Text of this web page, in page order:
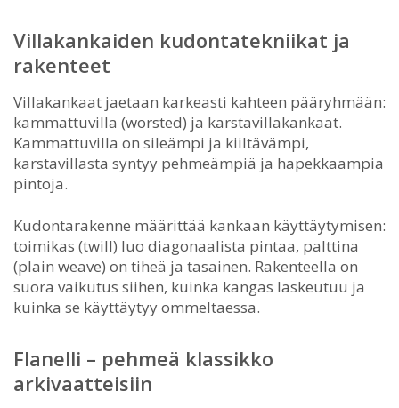
Villakankaiden kudontatekniikat ja
rakenteet
Villakankaat jaetaan karkeasti kahteen pääryhmään:
kammattuvilla (worsted) ja karstavillakankaat.
Kammattuvilla on sileämpi ja kiiltävämpi,
karstavillasta syntyy pehmeämpiä ja hapekkaampia
pintoja.
Kudontarakenne määrittää kankaan käyttäytymisen:
toimikas (twill) luo diagonaalista pintaa, palttina
(plain weave) on tiheä ja tasainen. Rakenteella on
suora vaikutus siihen, kuinka kangas laskeutuu ja
kuinka se käyttäytyy ommeltaessa.
Flanelli – pehmeä klassikko
arkivaatteisiin